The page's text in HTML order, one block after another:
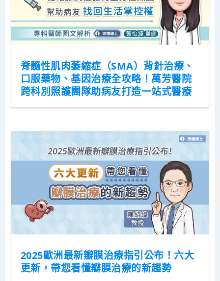
脊髓性肌肉萎縮症（SMA）背針治療、
口服藥物、基因治療全攻略！萬芳醫院
跨科別照護團隊助病友打造一站式醫療
2025歐洲最新瓣膜治療指引公布！六大
更新，帶您看懂瓣膜治療的新趨勢